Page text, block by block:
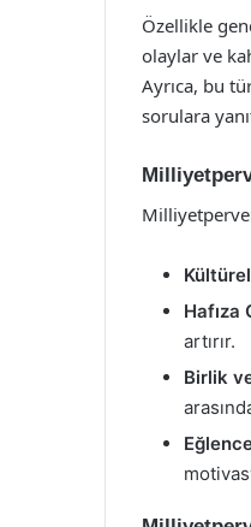
Özellikle
olaylar ve
Ayrıca, bu
sorulara
Hafıza
artırır.
Birlik